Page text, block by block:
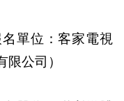
單位：客家電視
公司）